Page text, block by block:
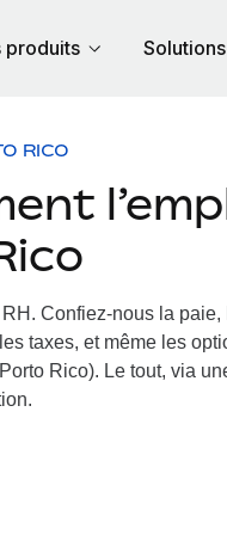
produits Solutions
RICO
Confiez-nous la paie,
taxes, et même les
Rico). Le tout, via